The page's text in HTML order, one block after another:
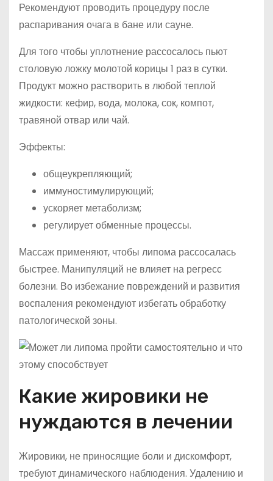
Рекомендуют проводить процедуру после
распаривания очага в бане или сауне.
Для того чтобы уплотнение рассосалось пьют
столовую ложку молотой корицы 1 раз в сутки.
Продукт можно растворить в любой теплой
жидкости: кефир, вода, молока, сок, компот,
травяной отвар или чай.
Эффекты:
общеукрепляющий;
иммуностимулирующий;
ускоряет метаболизм;
регулирует обменные процессы.
Массаж применяют, чтобы липома рассосалась
быстрее. Манипуляций не влияет на регресс
болезни. Во избежание повреждений и развития
воспаления рекомендуют избегать обработку
патологической зоны.
Какие жировики не
нуждаются в лечении
Жировики, не приносящие боли и дискомфорт,
требуют динамического наблюдения. Удалению и